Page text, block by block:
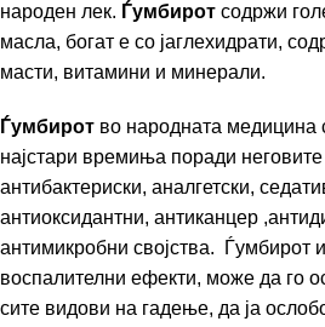
народен лек. Ѓумбиротсодржи
масла, богат е со јаглехидрати,
масти, витамини и минерали.
Ѓумбирот во народната медицина
најстари времиња поради
антибактериски, аналгетски,
антиоксидантни, антиканцер
антимикробни својства. Ѓумбирот
воспалителни ефекти, може да го
сите видови на гадење, да ја